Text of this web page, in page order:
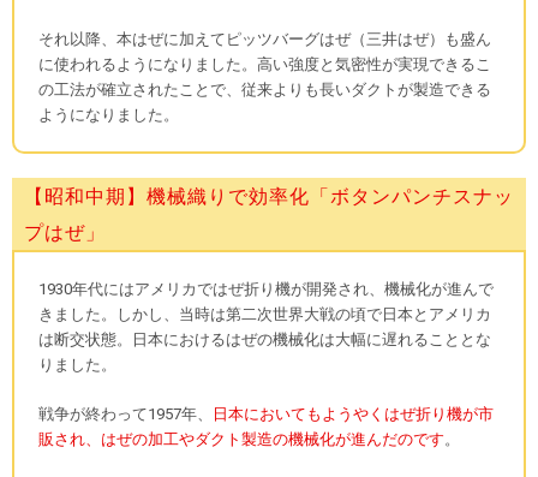
それ以降、本はぜに加えてピッツバーグはぜ（三井はぜ）も盛ん
に使われるようになりました。高い強度と気密性が実現できるこ
の工法が確立されたことで、従来よりも長いダクトが製造できる
ようになりました。
【昭和中期】機械織りで効率化「ボタンパンチスナッ
プはぜ」
1930年代にはアメリカではぜ折り機が開発され、機械化が進んで
きました。しかし、当時は第二次世界大戦の頃で日本とアメリカ
は断交状態。日本におけるはぜの機械化は大幅に遅れることとな
りました。
戦争が終わって1957年、
日本においてもようやくはぜ折り機が市
販され、はぜの加工やダクト製造の機械化が進んだのです 。